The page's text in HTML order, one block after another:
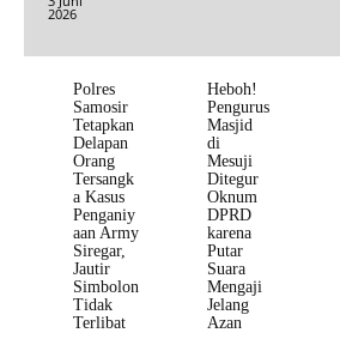
2026
Polres
Samosir
Tetapkan
Delapan
Orang
Tersangk
a Kasus
Penganiy
aan Army
Siregar,
Jautir
Simbolon
Tidak
Terlibat
Heboh!
Pengurus
Masjid
di
Mesuji
Ditegur
Oknum
DPRD
karena
Putar
Suara
Mengaji
Jelang
Azan